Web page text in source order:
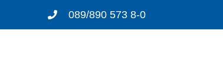
089/890 573 8-0